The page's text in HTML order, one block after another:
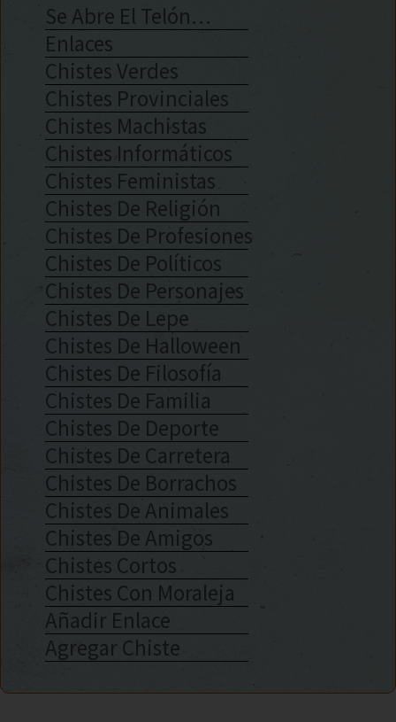
Se Abre El Telón…
Enlaces
Chistes Verdes
Chistes Provinciales
Chistes Machistas
Chistes Informáticos
Chistes Feministas
Chistes De Religión
Chistes De Profesiones
Chistes De Políticos
Chistes De Personajes
Chistes De Lepe
Chistes De Halloween
Chistes De Filosofía
Chistes De Familia
Chistes De Deporte
Chistes De Carretera
Chistes De Borrachos
Chistes De Animales
Chistes De Amigos
Chistes Cortos
Chistes Con Moraleja
Añadir Enlace
Agregar Chiste